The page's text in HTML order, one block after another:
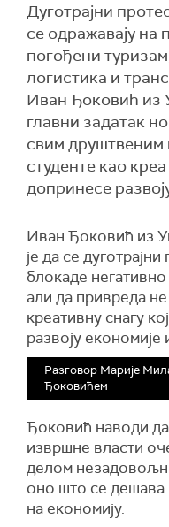
Дуготрајни
се одражавају на
погођени
логистика и
Иван Ђоковић из
главни задатак
свим друштвеним
студенте као
допринесе
Иван Ђоковић из
је да се
блокаде
али да привреда
креативну снагу
развоју економије
Разговор Марије
Ђоковићем
Ђоковић наводи
извршне власти
делом
оно што се дешава
на економију.